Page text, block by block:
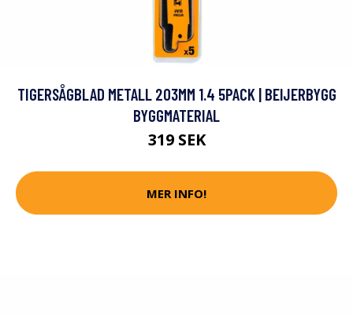
TIGERSÅGBLAD METALL 203MM 1.4 5PACK | BEIJERBYGG
BYGGMATERIAL
319 SEK
MER INFO!